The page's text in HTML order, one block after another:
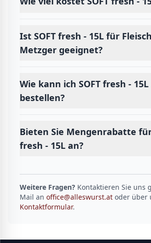
Ist SOFT fresh - 15L für
Metzger geeignet?
Wie kann ich SOFT fresh - 15L
bestellen?
Bieten Sie Mengenrabatte für
fresh - 15L an?
Weitere Fragen? Kontaktieren Sie uns
Mail an office@alleswurst.at oder über
Kontaktformular.